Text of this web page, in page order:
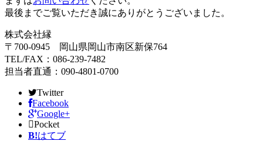
最後までご覧いただき誠にありがとうございました。
株式会社縁
〒700-0945 岡山県岡山市南区新保764
TEL/FAX：086-239-7482
担当者直通：090-4801-0700
Twitter
Facebook
Google+
Pocket
B!はてブ